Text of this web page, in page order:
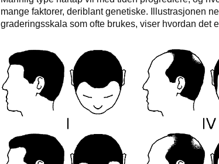
mange faktorer, deriblant genetiske. Illustrasjonen
graderingsskala som ofte brukes, viser hvordan det